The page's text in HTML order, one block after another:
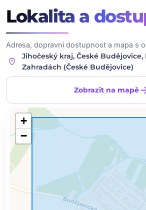
Lokalita a
Adresa, dopravní dostupnost a mapa s
location_on
Jihočeský kraj, České Budějovice,
Zahradách (České Budějovice)
Zobrazit na mapě
+
−